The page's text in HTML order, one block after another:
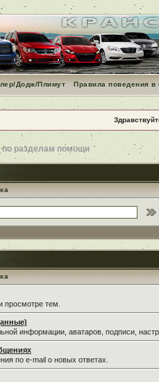
Додж/Плимут Правила поведения
по разделам помощи
просмотре тем.
информации, аватаров, подписи,
по e-mail о новых ответах.